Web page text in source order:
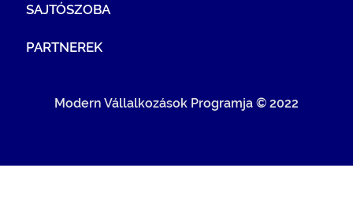
SAJTÓSZOBA
PARTNEREK
Modern Vállalkozások Programja © 2022